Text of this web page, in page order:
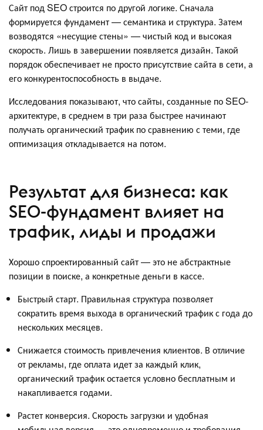
Сайт под SEO строится по другой логике. Сначала
формируется фундамент — семантика и структура. Затем
возводятся «несущие стены» — чистый код и высокая
скорость. Лишь в завершении появляется дизайн. Такой
порядок обеспечивает не просто присутствие сайта в сети, а
его конкурентоспособность в выдаче.
Исследования показывают, что сайты, созданные по SEO-
архитектуре, в среднем в три раза быстрее начинают
получать органический трафик по сравнению с теми, где
оптимизация откладывается на потом.
Результат для бизнеса: как
SEO-фундамент влияет на
трафик, лиды и продажи
Хорошо спроектированный сайт — это не абстрактные
позиции в поиске, а конкретные деньги в кассе.
Быстрый старт. Правильная структура позволяет
сократить время выхода в органический трафик с года до
нескольких месяцев.
Снижается стоимость привлечения клиентов. В отличие
от рекламы, где оплата идет за каждый клик,
органический трафик остается условно бесплатным и
накапливается годами.
Растет конверсия. Скорость загрузки и удобная